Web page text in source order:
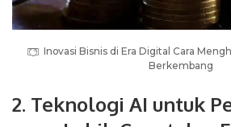
Inovasi Bisnis di Era Digital Cara
Berkembang
2. Teknologi AI untuk